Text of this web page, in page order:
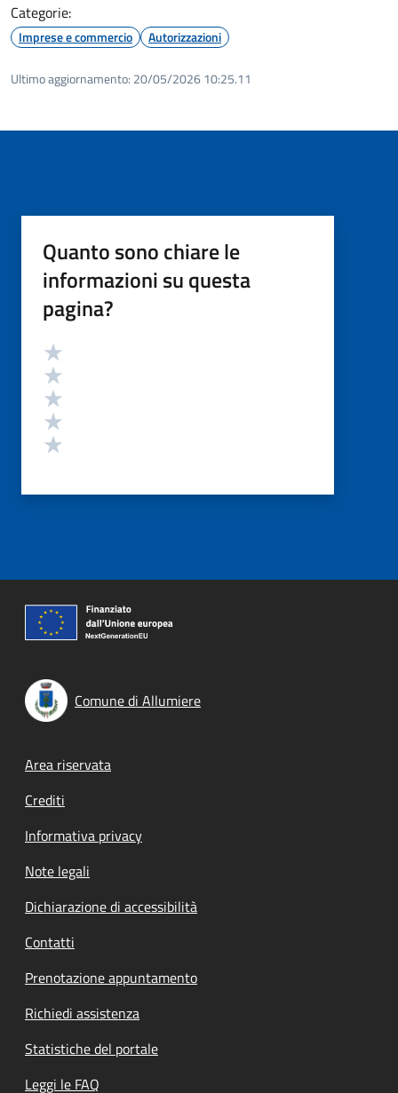
Categorie:
Imprese e commercio Autorizzazioni
Ultimo aggiornamento: 20/05/2026 10:25.11
Quanto sono chiare le
informazioni su questa
pagina?
Valutazione
Comune di Allumiere
Footer menu
Area riservata
Crediti
Informativa privacy
Note legali
Dichiarazione di accessibilità
Contatti
Prenotazione appuntamento
Richiedi assistenza
Statistiche del portale
Leggi le FAQ